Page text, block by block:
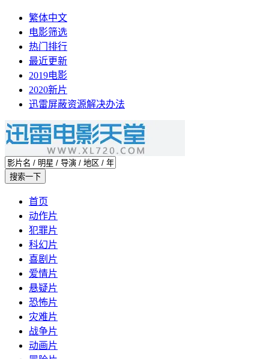
繁体中文
电影筛选
热门排行
最近更新
2019电影
2020新片
迅雷屏蔽资源解决办法
首页
动作片
犯罪片
科幻片
喜剧片
爱情片
悬疑片
恐怖片
灾难片
战争片
动画片